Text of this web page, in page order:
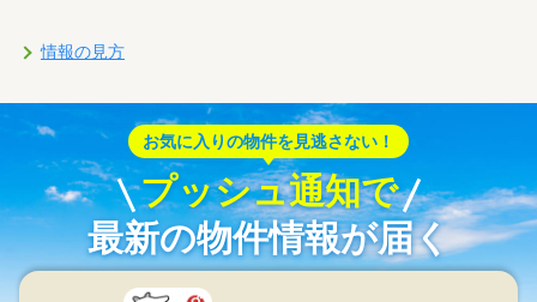
情報の見方
お気に入りの物件を見逃さない！
プッシュ通知で
最新の物件情報が届く